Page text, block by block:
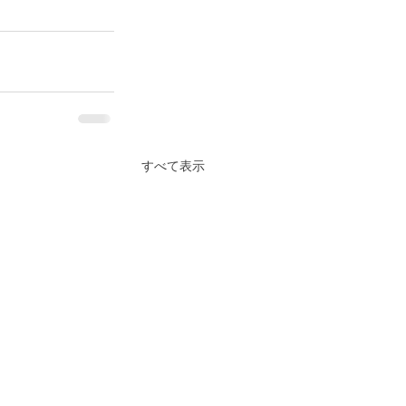
すべて表示